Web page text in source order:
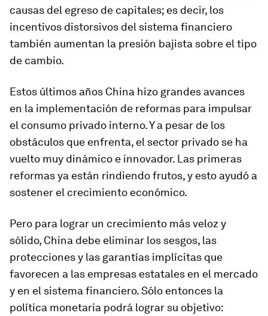
causas del egreso de capitales; es decir, los
incentivos distorsivos del sistema financiero
también aumentan la presión bajista sobre el tipo
de cambio.
Estos últimos años China hizo grandes avances
en la implementación de reformas para impulsar
el consumo privado interno. Y a pesar de los
obstáculos que enfrenta, el sector privado se ha
vuelto muy dinámico e innovador. Las primeras
reformas ya están rindiendo frutos, y esto ayudó a
sostener el crecimiento económico.
Pero para lograr un crecimiento más veloz y
sólido, China debe eliminar los sesgos, las
protecciones y las garantías implícitas que
favorecen a las empresas estatales en el mercado
y en el sistema financiero. Sólo entonces la
política monetaria podrá lograr su objetivo: